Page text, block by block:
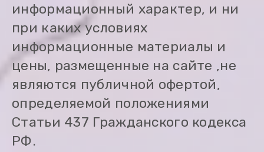
информационный характер, и ни
при каких условиях
информационные материалы и
цены, размещенные на сайте ,не
являются публичной офертой,
определяемой положениями
Статьи 437 Гражданского кодекса
РФ.